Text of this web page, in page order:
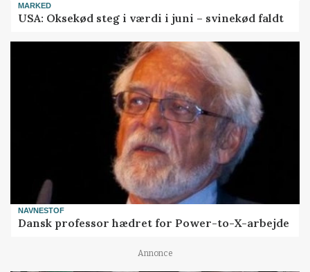
MARKED
USA: Oksekød steg i værdi i juni – svinekød faldt
NAVNESTOF
Dansk professor hædret for Power-to-X-arbejde
Annonce